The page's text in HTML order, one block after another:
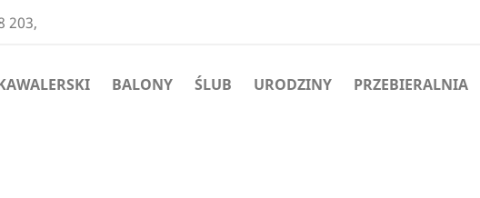
203,
BALONY ŚLUB URODZINY PRZEBIERALNIA